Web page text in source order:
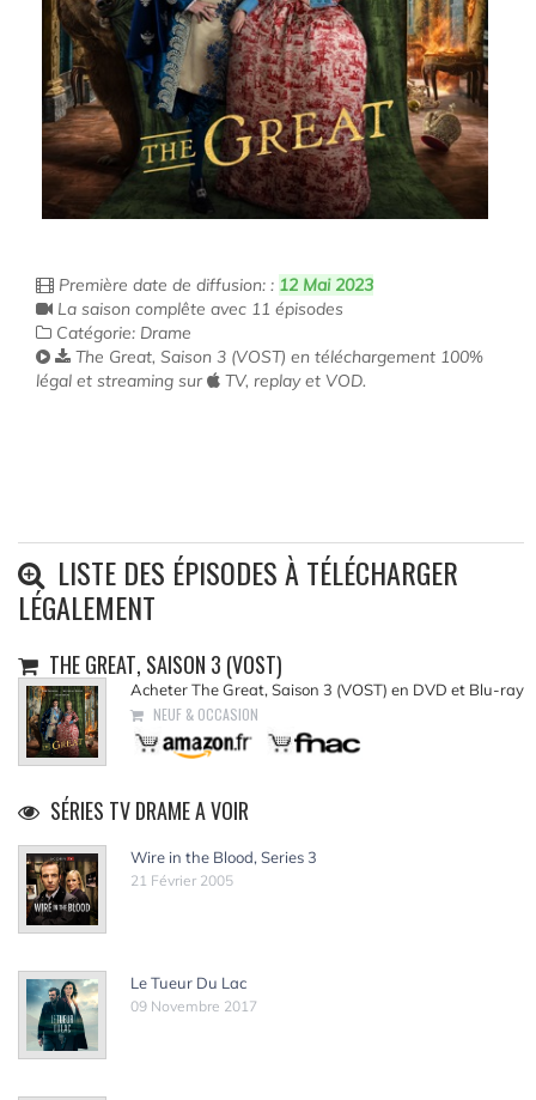
Première date de diffusion: : 12 Mai 2023
La saison complête avec 11 épisodes
Catégorie: Drame
The Great, Saison 3 (VOST) en téléchargement 100%
légal et streaming sur
TV, replay et VOD.
LISTE DES ÉPISODES À TÉLÉCHARGER
LÉGALEMENT
THE GREAT, SAISON 3 (VOST)
Acheter The Great, Saison 3 (VOST) en DVD et Blu-ray
NEUF & OCCASION
SÉRIES TV DRAME A VOIR
Wire in the Blood, Series 3
21 Février 2005
Le Tueur Du Lac
09 Novembre 2017